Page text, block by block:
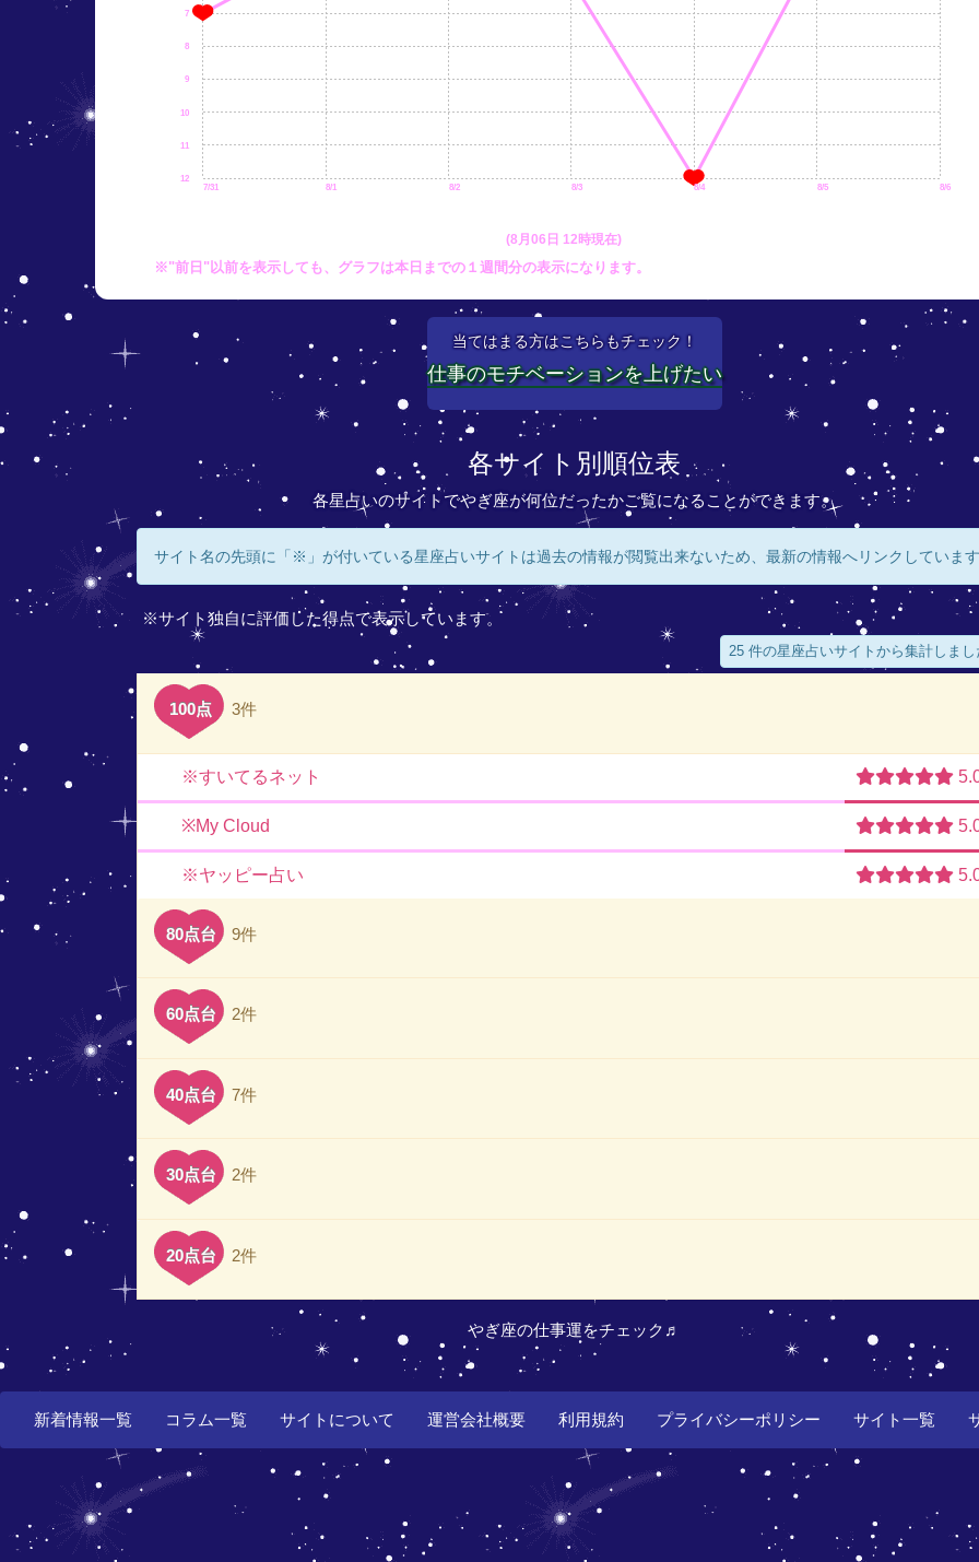
7/31 8/1 8/2 8/3 8/4 8/5 8/6
12
11
10
9
8
7
(8月06日 12時現在)
※"前日"以前を表示しても、グラフは本日までの１週間分の表示になります。
当てはまる方はこちらもチェック！
仕事のモチベーションを上げたい
各サイト別順位表
各星占いのサイトでやぎ座が何位だったかご覧になることができます。
サイト名の先頭に「※」が付いている星座占いサイトは過去の情報が閲覧出来ないため、最新の情報へリンクしていま
※サイト独自に評価した得点で表示しています。
25 件の星座占いサイトから集計しまし
100点 3件
※すいてるネット
※My Cloud
※ヤッピー占い
80点台 9件
60点台 2件
40点台 7件
30点台 2件
20点台 2件
やぎ座の仕事運をチェック♬
新着情報一覧 コラム一覧 サイトについて 運営会社概要 利用規約 プライバシーポリシー サイト一覧